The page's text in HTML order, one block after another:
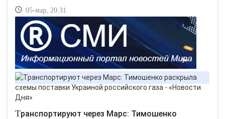
05-мар, 20:31
Транспортируют через Марс: Тимошенко